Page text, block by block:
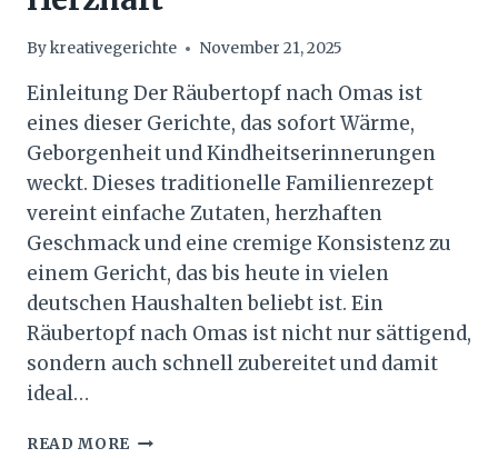
Bykreativegerichte November 21, 2025
Einleitung Der Räubertopf nach Omas ist
eines dieser Gerichte, das sofort Wärme,
Geborgenheit und Kindheitserinnerungen
weckt. Dieses traditionelle Familienrezept
vereint einfache Zutaten, herzhaften
Geschmack und eine cremige Konsistenz zu
einem Gericht, das bis heute in vielen
deutschen Haushalten beliebt ist. Ein
Räubertopf nach Omas ist nicht nur sättigend,
sondern auch schnell zubereitet und damit
ideal…
READ MORE RÄUBERTOPF